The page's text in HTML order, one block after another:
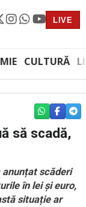
LIVE
CULTURĂ
WHATSAPP
să scadă,
anunțat scăderi
în lei și euro,
situație ar